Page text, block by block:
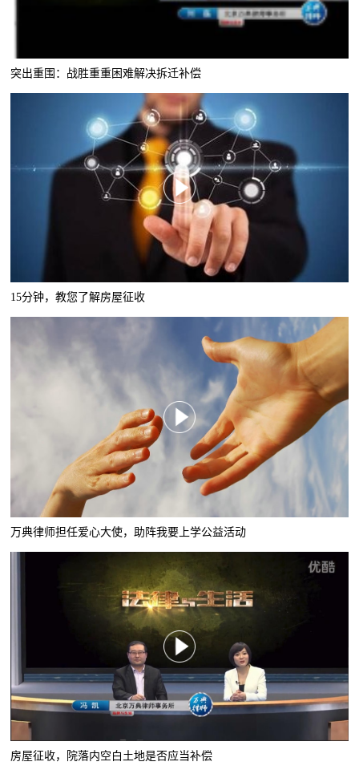
突出重围：战胜重重困难解决拆迁补偿
15分钟，教您了解房屋征收
万典律师担任爱心大使，助阵我要上学公益活动
房屋征收，院落内空白土地是否应当补偿